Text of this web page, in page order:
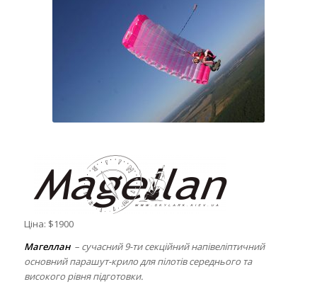
Ціна: $1900
Магеллан – сучасний 9-ти секційний напівеліптичний
основний парашут-крило для пілотів середнього та
високого рівня підготовки.